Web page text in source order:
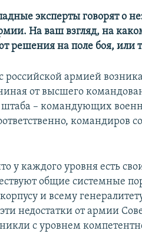
эксперты говорят о
На ваш взгляд, на
решения на поле боя, или
армией
от высшего
штаба – командующих
командиров
у каждого уровня есть
общие системные
и всему
недостатки от армии
с уровнем